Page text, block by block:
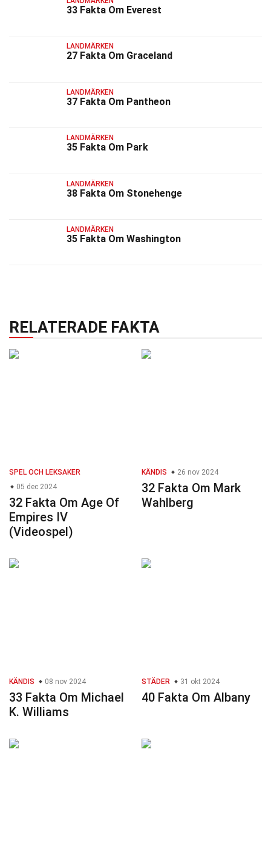
33 Fakta Om Everest
LANDMÄRKEN
27 Fakta Om Graceland
LANDMÄRKEN
37 Fakta Om Pantheon
LANDMÄRKEN
35 Fakta Om Park
LANDMÄRKEN
38 Fakta Om Stonehenge
LANDMÄRKEN
35 Fakta Om Washington
RELATERADE FAKTA
SPEL OCH LEKSAKER
05 dec 2024
32 Fakta Om Age Of
Empires IV
(Videospel)
KÄNDIS 26 nov 2024
32 Fakta Om Mark
Wahlberg
KÄNDIS 08 nov 2024
33 Fakta Om Michael
K. Williams
STÄDER 31 okt 2024
40 Fakta Om Albany